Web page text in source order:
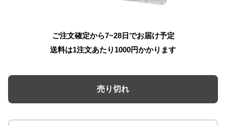
ご注文確定から7~28日でお届け予定
送料は1注文あたり 1000円かかります
売り切れ